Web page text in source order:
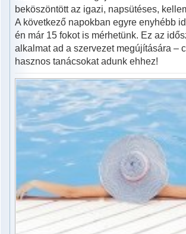
beköszöntött az igazi, napsütéses,
A következő napokban egyre enyhébb
én már 15 fokot is mérhetünk. Ez az
alkalmat ad a szervezet megújítására –
hasznos tanácsokat adunk ehhez!